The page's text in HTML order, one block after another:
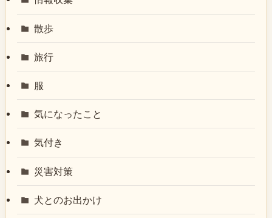
散歩
旅行
服
気になったこと
気付き
災害対策
犬とのお出かけ